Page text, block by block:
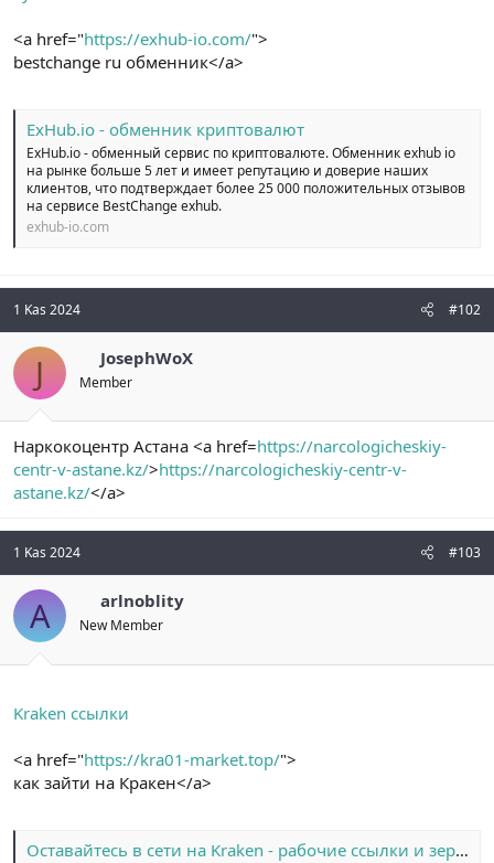
<a href="https://exhub-io.com/">
bestchange ru обменник</a>
ExHub.io - обменник криптовалют
ExHub.io - обменный сервис по криптовалюте. Обменник exhub io
на рынке больше 5 лет и имеет репутацию и доверие наших
клиентов, что подтверждает более 25 000 положительных отзывов
на сервисе BestChange exhub.
exhub-io.com
1 Kas 2024 #102
J JosephWoX
Member
Наркокоцентр Астана <a href=https://narcologicheskiy-
centr-v-astane.kz/>https://narcologicheskiy-centr-v-
astane.kz/</a>
1 Kas 2024 #103
A arlnoblity
New Member
Kraken ссылки
<a href="https://kra01-market.top/">
как зайти на Кракен</a>
Оставайтесь в сети на Kraken - рабочие ссылки и зеркала на площадку.